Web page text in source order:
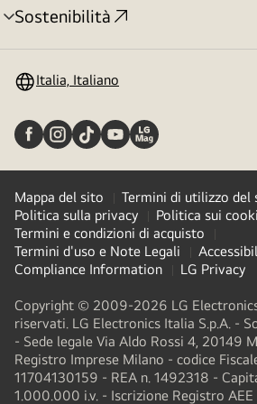
Sostenibilità
Attivazione
Italia, Italiano
Mappa del sito
Termini di utilizzo del
Politica sulla privacy
Politica sui
Termini e condizioni di acquisto
Termini d'uso e Note Legali
Compliance Information
LG Privacy
Copyright © 2009-2026 LG
riservati. LG Electronics Italia S.p.A. -
- Sede legale Via Aldo Rossi 4, 20149
Registro Imprese Milano - codice
11704130159 - REA n. 1492318 -
1.000.000 i.v. - Iscrizione Registro